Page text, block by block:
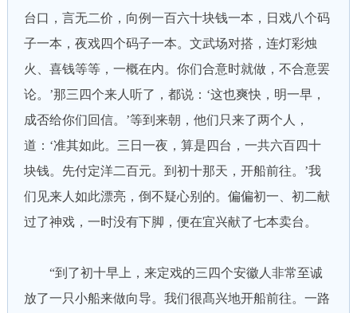
台口，言无二价，向例一百六十块钱一本，日戏八个码
子一本，夜戏四个码子一本。文武场对搭，连灯彩烛
火、喜钱等等，一概在内。你们合意时就做，不合意罢
论。’那三四个来人听了，都说：‘这也爽快，明一早，
成否给你们回信。’等到来朝，他们只来了两个人，
道：‘准其如此。三日一夜，算是四台，一共六百四十
块钱。先付定洋二百元。到初十那天，开船前往。’我
们见来人如此漂亮，倒不疑心别的。偏偏初一、初二献
过了神戏，一时没有下脚，便在宜兴献了七本卖台。
“到了初十早上，来定戏的三四个安徽人非常至诚
放了一只小船来做向导。我们很髙兴地开船前往。一路